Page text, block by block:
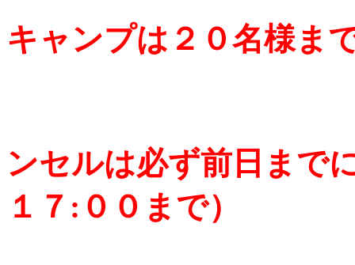
キャンプは２０名様ま
ンセルは必ず前日まで
１７:００まで）